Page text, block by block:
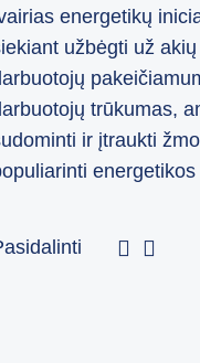
energetikų
užbėgti už
trūkumas,
ir įtraukti